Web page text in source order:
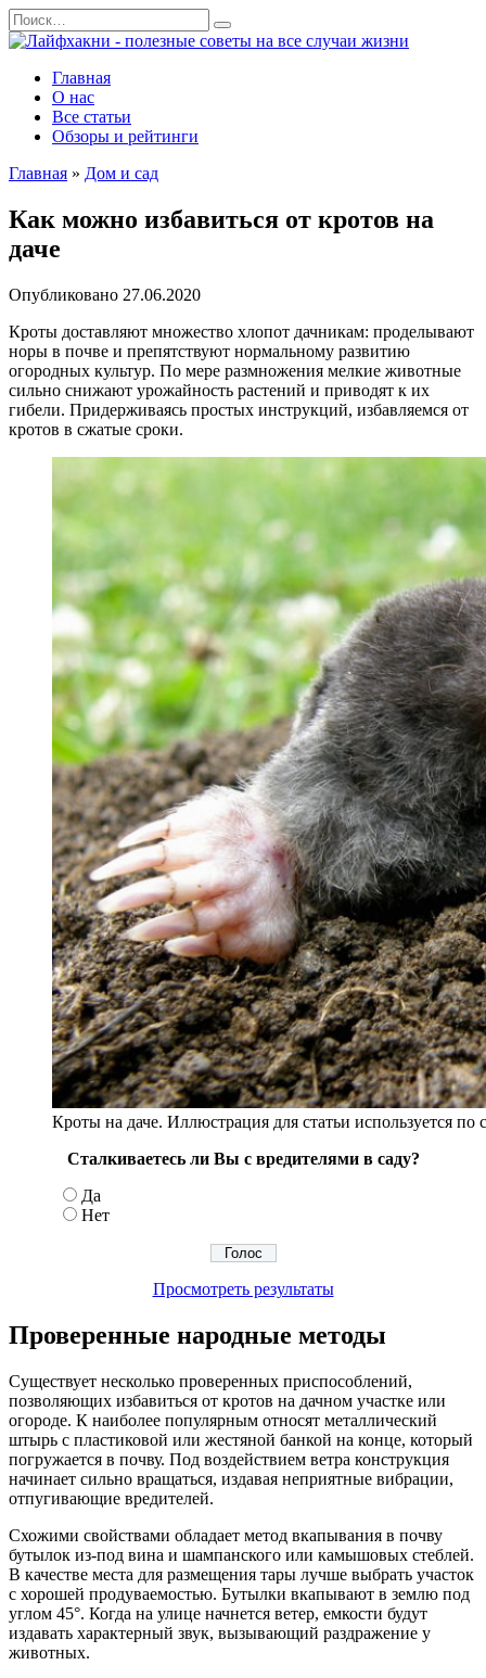
Перейти
к
содержанию
Search
for:
Главная
О нас
Все статьи
Обзоры и рейтинги
Главная » Дом и сад
Как можно избавиться от кротов на
даче
Опубликовано 27.06.2020
Кроты доставляют множество хлопот дачникам: проделывают
норы в почве и препятствуют нормальному развитию
огородных культур. По мере размножения мелкие животные
сильно снижают урожайность растений и приводят к их
гибели. Придерживаясь простых инструкций, избавляемся от
кротов в сжатые сроки.
Кроты на даче. Иллюстрация для статьи используется
Сталкиваетесь ли Вы с вредителями в саду?
Да
Нет
Просмотреть результаты
Проверенные народные методы
Существует несколько проверенных приспособлений,
позволяющих избавиться от кротов на дачном участке или
огороде. К наиболее популярным относят металлический
штырь с пластиковой или жестяной банкой на конце, который
погружается в почву. Под воздействием ветра конструкция
начинает сильно вращаться, издавая неприятные вибрации,
отпугивающие вредителей.
Схожими свойствами обладает метод вкапывания в почву
бутылок из-под вина и шампанского или камышовых стеблей.
В качестве места для размещения тары лучше выбрать участок
с хорошей продуваемостью. Бутылки вкапывают в землю под
углом 45°. Когда на улице начнется ветер, емкости будут
издавать характерный звук, вызывающий раздражение у
животных.